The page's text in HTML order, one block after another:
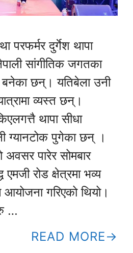
परफर्मर दुर्गेश थापा
सांगीतिक जगतका
बनेका छन्। यतिबेला उनी
व्यस्त छन्।
थापा सीधा
ग्यानटोक पुगेका छन् ।
पारेर सोमबार
एमजी रोड क्षेत्रमा भव्य
आयोजना गरिएको थियो।
…
READ MORE